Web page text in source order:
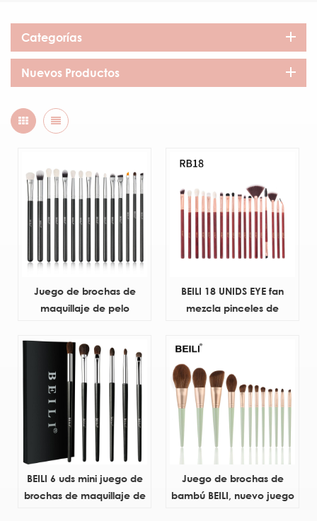
Categorías
Nuevos Productos
Juego de brochas de
maquillaje de pelo
BEILI con bolsa fabricante
de cosméticos rubor de
base cosmética Premium
BEILI 18 UNIDS EYE fan
mezcla pinceles de
delineador de cejas
maquillage cabello
natural profesional al por
mayor Top Factory
BEILI 6 uds mini juego de
brochas de maquillaje de
Juego de brochas de
bambú BEILI, nuevo juego